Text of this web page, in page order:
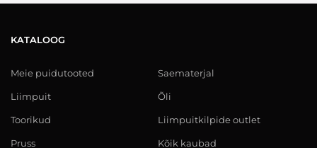
KATALOOG
Meie puidutooted
Liimpuit
Toorikud
Pruss
Saematerjal
Õli
Liimpuitkilpide outlet
Kõik kaubad